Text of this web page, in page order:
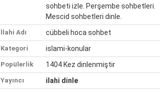
sohbeti izle. Perşembe sohbetleri.
Mescid sohbetleri dinle.
İlahi Adı cübbeli hoca sohbet
Kategori islami-konular
Popülerlik 1404 Kez dinlenmiştir
Yayıncı ilahi dinle